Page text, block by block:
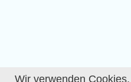
Wir verwenden